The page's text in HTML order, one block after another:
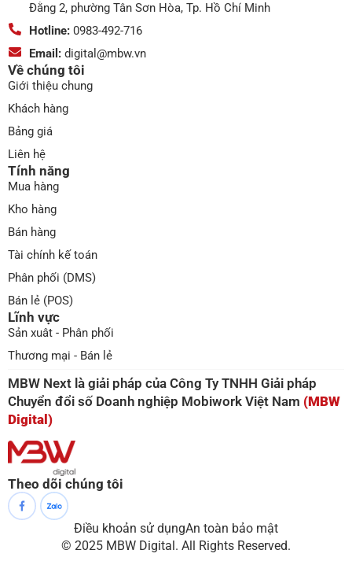
Đằng 2, phường Tân Sơn Hòa, Tp. Hồ Chí Minh
Hotline: 0983-492-716
Email: digital@mbw.vn
Về chúng tôi
Giới thiệu chung
Khách hàng
Bảng giá
Liên hệ
Tính năng
Mua hàng
Kho hàng
Bán hàng
Tài chính kế toán
Phân phối (DMS)
Bán lẻ (POS)
Lĩnh vực
Sản xuât - Phân phối
Thương mại - Bán lẻ
MBW Next là giải pháp của Công Ty TNHH Giải pháp
Chuyển đổi số Doanh nghiệp Mobiwork Việt Nam (MBW
Digital)
Theo dõi chúng tôi
© 2025 MBW Digital. All Rights Reserved.
Điều khoản sử dụngAn toàn bảo mật